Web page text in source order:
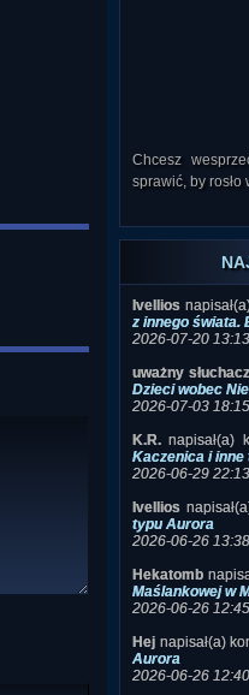
Chcesz
sprawić, by rosło
Ivellios
z innego świata.
2026-07-20
uważny słuchacz
Dzieci wobec
2026-07-03
K.R.napisał(a)
Kaczenica i
2026-06-29
Ivellios
typu Aurora
2026-06-26
Hekatomb
Maślankowej w
2026-06-26
Hej napisał(a)
Aurora
2026-06-26